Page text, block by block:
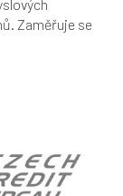
Zaměřuje se